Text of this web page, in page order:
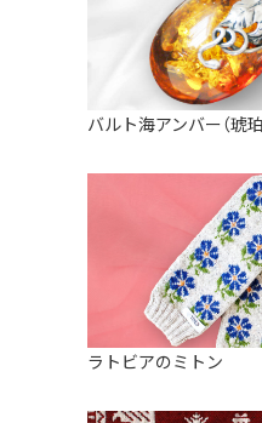
マグネット
すべて見る
バルト海アンバー（琥珀
ラトビアのミトン